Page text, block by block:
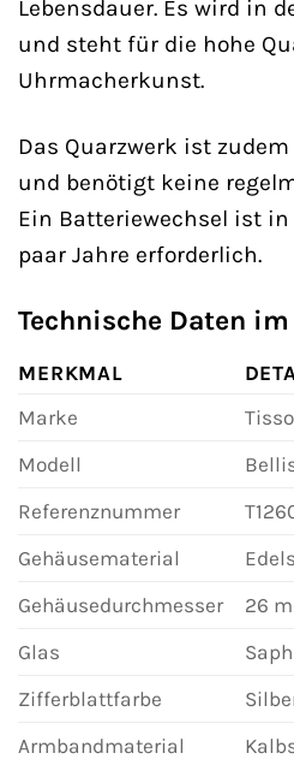
Lebensdauer. Es wird in
und steht für die hohe
Uhrmacherkunst.
Das Quarzwerk ist
und benötigt keine
Ein Batteriewechsel ist in
paar Jahre erforderlich.
Technische Daten
MERKMAL
Marke
Modell
Referenznummer
Gehäusematerial
Gehäusedurchmesser
26
Glas
Zifferblattfarbe
Armbandmaterial